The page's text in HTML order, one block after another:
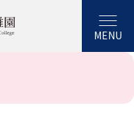
MENU